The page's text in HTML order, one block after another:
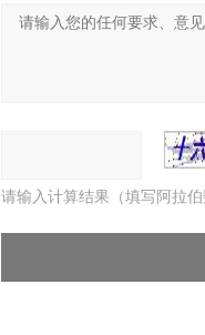
请输入计算结果（填写阿拉